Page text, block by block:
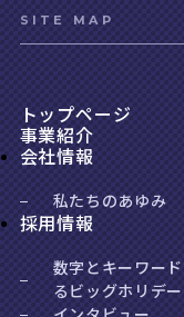
SITE MAP
トップページ
事業紹介
会社情報
私たちのあゆみ
採用情報
数字とキーワー
るビッグホリデー